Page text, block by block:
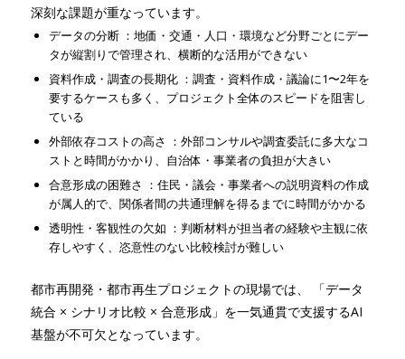
深刻な課題が重なっています。
データの分断 ：地価・交通・人口・環境など分野ごとにデー
タが縦割りで管理され、横断的な活用ができない
資料作成・調査の長期化 ：調査・資料作成・議論に1〜2年を
要するケースも多く、プロジェクト全体のスピードを阻害し
ている
外部依存コストの高さ ：外部コンサルや調査委託に多大なコ
ストと時間がかかり、自治体・事業者の負担が大きい
合意形成の困難さ ：住民・議会・事業者への説明資料の作成
が属人的で、関係者間の共通理解を得るまでに時間がかかる
透明性・客観性の欠如 ：判断材料が担当者の経験や主観に依
存しやすく、恣意性のない比較検討が難しい
都市再開発・都市再生プロジェクトの現場では、 「データ
統合 × シナリオ比較 × 合意形成」を一気通貫で支援するAI
基盤が不可欠となっています。